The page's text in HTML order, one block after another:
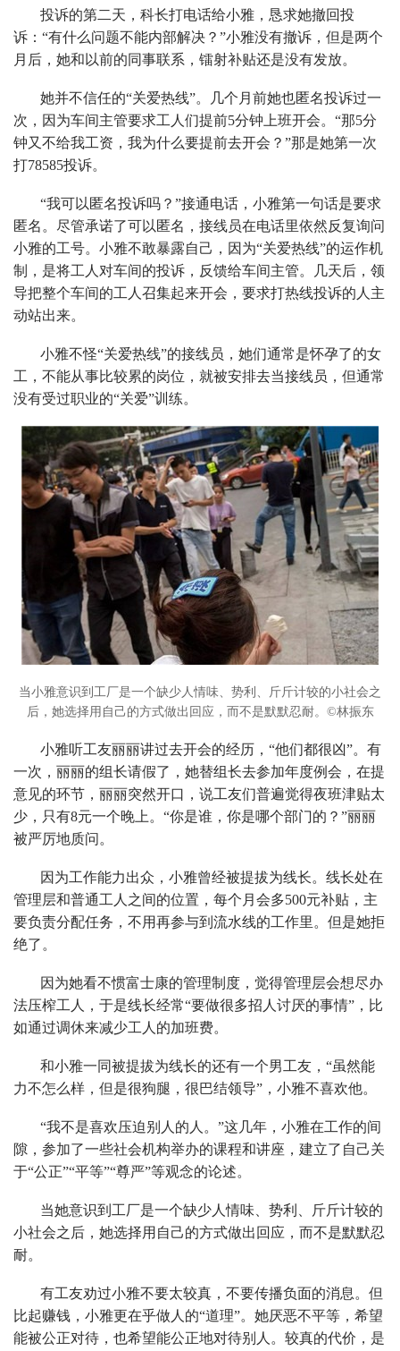
投诉的第二天，科长打电话给小雅，恳求她撤回投
诉：“有什么问题不能内部解决？”小雅没有撤诉，但是两个
月后，她和以前的同事联系，镭射补贴还是没有发放。
她并不信任的“关爱热线”。几个月前她也匿名投诉过一
次，因为车间主管要求工人们提前5分钟上班开会。“那5分
钟又不给我工资，我为什么要提前去开会？”那是她第一次
打78585投诉。
“我可以匿名投诉吗？”接通电话，小雅第一句话是要求
匿名。尽管承诺了可以匿名，接线员在电话里依然反复询问
小雅的工号。小雅不敢暴露自己，因为“关爱热线”的运作机
制，是将工人对车间的投诉，反馈给车间主管。几天后，领
导把整个车间的工人召集起来开会，要求打热线投诉的人主
动站出来。
小雅不怪“关爱热线”的接线员，她们通常是怀孕了的女
工，不能从事比较累的岗位，就被安排去当接线员，但通常
没有受过职业的“关爱”训练。
当小雅意识到工厂是一个缺少人情味、势利、斤斤计较的小社会之
后，她选择用自己的方式做出回应，而不是默默忍耐。©林振东
小雅听工友丽丽讲过去开会的经历，“他们都很凶”。有
一次，丽丽的组长请假了，她替组长去参加年度例会，在提
意见的环节，丽丽突然开口，说工友们普遍觉得夜班津贴太
少，只有8元一个晚上。“你是谁，你是哪个部门的？”丽丽
被严厉地质问。
因为工作能力出众，小雅曾经被提拔为线长。线长处在
管理层和普通工人之间的位置，每个月会多500元补贴，主
要负责分配任务，不用再参与到流水线的工作里。但是她拒
绝了。
因为她看不惯富士康的管理制度，觉得管理层会想尽办
法压榨工人，于是线长经常“要做很多招人讨厌的事情”，比
如通过调休来减少工人的加班费。
和小雅一同被提拔为线长的还有一个男工友，“虽然能
力不怎么样，但是很狗腿，很巴结领导”，小雅不喜欢他。
“我不是喜欢压迫别人的人。”这几年，小雅在工作的间
隙，参加了一些社会机构举办的课程和讲座，建立了自己关
于“公正”“平等”“尊严”等观念的论述。
当她意识到工厂是一个缺少人情味、势利、斤斤计较的
小社会之后，她选择用自己的方式做出回应，而不是默默忍
耐。
有工友劝过小雅不要太较真，不要传播负面的消息。但
比起赚钱，小雅更在乎做人的“道理”。她厌恶不平等，希望
能被公正对待，也希望能公正地对待别人。较真的代价，是